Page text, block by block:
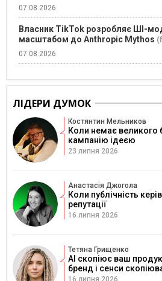
07.08.2026
Власник TikTok розробляє ШІ-
масштабом до Anthropic Mythos
07.08.2026
ЛІДЕРИ ДУМОК
Костянтин Мельников
Коли немає великого
кампанію ідеєю
23 липня 2026
Анастасія Джогола
Коли публічність
репутації
16 липня 2026
Тетяна Грищенко
AI скопіює ваш
бренд і сенси
16 липня 2026